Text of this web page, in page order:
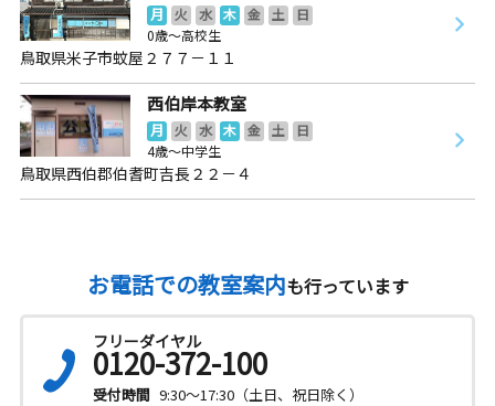
月 火 水 木 金 土
日
0歳～高校生
鳥取県米子市蚊屋２７７－１１
西伯岸本教室
月 火 水 木 金 土
日
4歳～中学生
鳥取県西伯郡伯耆町吉長２２－４
お電話での教室案内も行っています
フリーダイヤル
0120-372-100
受付時間 9:30～17:30（土日、祝日除く）